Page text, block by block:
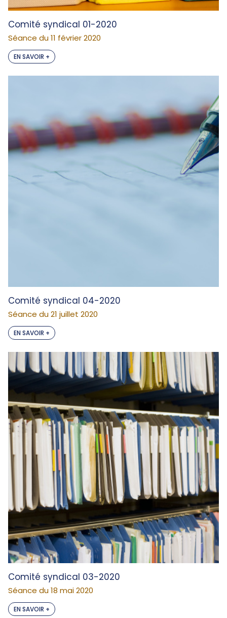
Comité syndical 01-2020
Séance du 11 février 2020
EN SAVOIR +
Comité syndical 04-2020
Séance du 21 juillet 2020
EN SAVOIR +
Comité syndical 03-2020
Séance du 18 mai 2020
EN SAVOIR +